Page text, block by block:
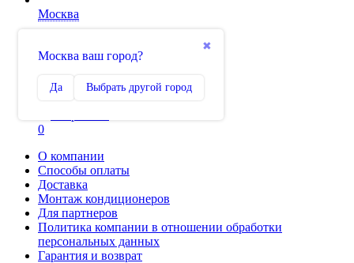
Москва
✖
Москва ваш город?
Да Выбрать другой город
Сравнение
0
О компании
Способы оплаты
Доставка
Монтаж кондиционеров
Для партнеров
Политика компании в отношении обработки
персональных данных
Гарантия и возврат